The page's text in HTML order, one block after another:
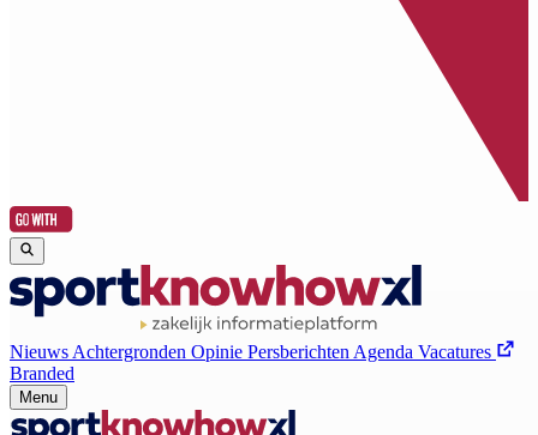
Nieuws Achtergronden Opinie Persberichten Agenda Vacatures
Branded
Menu